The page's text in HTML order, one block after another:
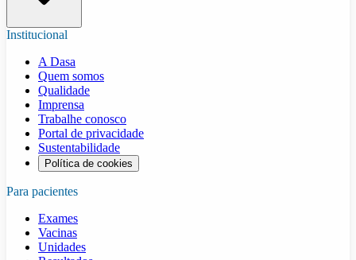
Institucional
A Dasa
Quem somos
Qualidade
Imprensa
Trabalhe conosco
Portal de privacidade
Sustentabilidade
Política de cookies
Para pacientes
Exames
Vacinas
Unidades